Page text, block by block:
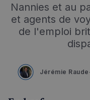
Visites guidées
Événements à venir
Nannies et au
et agents de
de l'emploi
Jérémie